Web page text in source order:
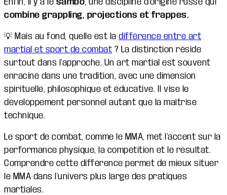
combine grappling, projections et frappes.
💡 Mais au fond, quelle est la différence entre art
martial et sport de combat ? La distinction réside
surtout dans l’approche. Un art martial est souvent
enraciné dans une tradition, avec une dimension
spirituelle, philosophique et éducative. Il vise le
développement personnel autant que la maîtrise
technique.
Le sport de combat, comme le MMA, met l’accent sur la
performance physique, la compétition et le résultat.
Comprendre cette différence permet de mieux situer
le MMA dans l’univers plus large des pratiques
martiales.